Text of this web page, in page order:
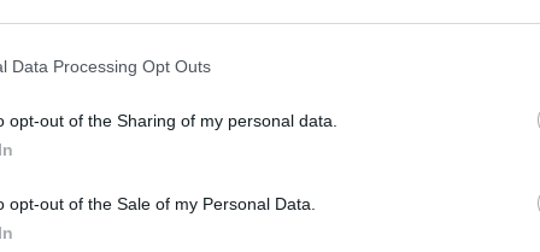
Data Processing Opt Outs
opt-out of the Sharing of my personal data.
opt-out of the Sale of my Personal Data.
Karšta A. Kasparavičiaus ir Ž Pavilionio